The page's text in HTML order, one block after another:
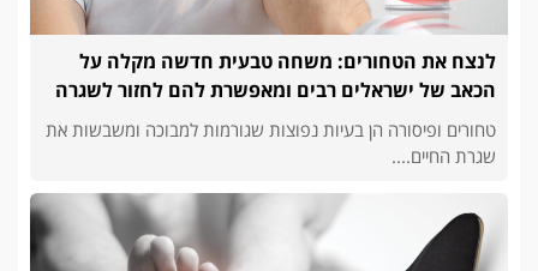
לנצח את הטחורים: משחה טבעית חדשה מקלה על
הכאב של ישראלים רבים ומאפשרת להם לחזור לשגרה
טחורים ופיסורה הן בעיות נפוצות שגורמות למבוכה ומשבשות את
שגרת החיים....